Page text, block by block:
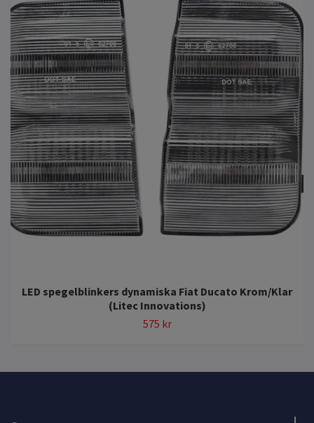
LED spegelblinkers dynamiska Fiat Ducato Krom/Klar
(Litec Innovations)
575 kr